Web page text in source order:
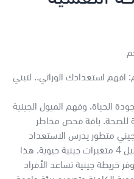
افهم استعدادك الوراثي.. لتبني
الحياة، وفهم الميول الجينية
للصحة. باقة فحص مخاطر
متطور يدرس الاستعداد
الوراثي المرتبط بمرض الفصام عبر تحليل 4 متغيرات جينية حيوية. هذا
خريطة جينية تساعد الأفراد